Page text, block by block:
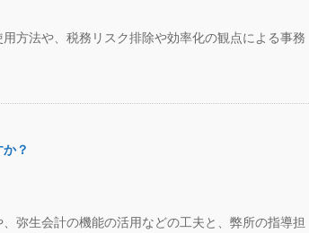
方法や、税務リスク排除や効率化の観点による事務
？
弥生会計の機能の活用などの工夫と、弊所の指導担